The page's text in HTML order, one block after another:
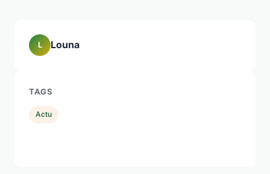
L Louna
TAGS
Actu